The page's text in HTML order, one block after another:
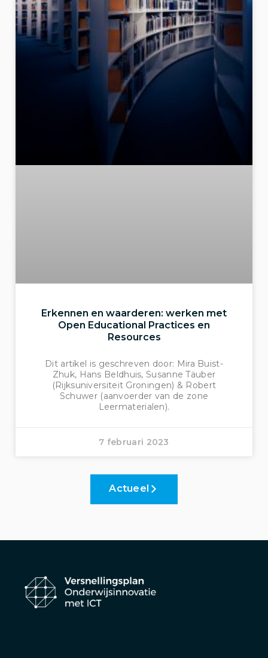
Erkennen en waarderen: werken met
Open Educational Practices en
Resources
Dit artikel is geschreven door: Mira Buist-
Zhuk, Hans Beldhuis, Susanne Täuber
(Rijksuniversiteit Groningen) & Robert
Schuwer (aanvoerder van de zone
Leermaterialen).
7 februari 2023
Actueel